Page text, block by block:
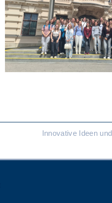
Innovative Ideen